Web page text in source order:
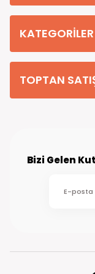
teslim edilmektedir.
KATEGORİLER
TOPTAN
Bizi Gelen